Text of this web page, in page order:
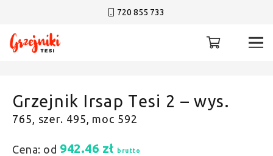
720 855 733
Grzejnik Irsap Tesi 2 – wys.
765, szer. 495, moc 592
Cena: od 942.46 zł brutto